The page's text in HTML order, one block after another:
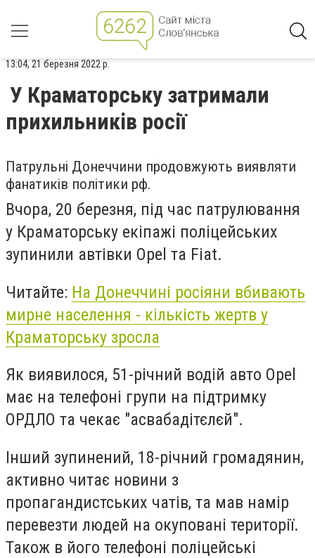
13:04, 21 березня 2022 р.
У Краматорську затримали
прихильників росії
Патрульні Донеччини продовжують виявляти
фанатиків політики рф.
Вчора, 20 березня, під час патрулювання
у Краматорську екіпажі поліцейських
зупинили автівки Opel та Fiat.
Читайте: На Донеччині росіяни вбивають
мирне населення - кількість жертв у
Краматорську зросла
Як виявилося, 51-річний водій авто Opel
має на телефоні групи на підтримку
ОРДЛО та чекає "асвабадітєлєй".
Інший зупинений, 18-річний громадянин,
активно читає новини з
пропагандистських чатів, та мав намір
перевезти людей на окуповані території.
Також в його телефоні поліцейські